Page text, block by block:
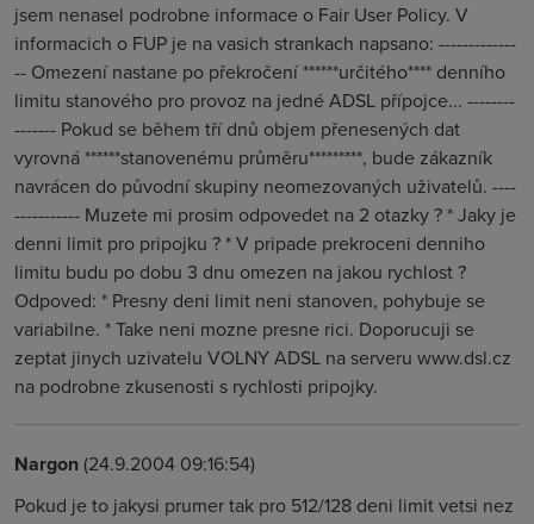
jsem nenasel podrobne informace o Fair User Policy. V
informacich o FUP je na vasich strankach napsano: -------------
-- Omezení nastane po překročení ******určitého**** denního
limitu stanového pro provoz na jedné ADSL přípojce... --------
------- Pokud se během tří dnů objem přenesených dat
vyrovná ******stanovenému průměru*********, bude zákazník
navrácen do původní skupiny neomezovaných uživatelů. ----
----------- Muzete mi prosim odpovedet na 2 otazky ? * Jaky je
denni limit pro pripojku ? * V pripade prekroceni denniho
limitu budu po dobu 3 dnu omezen na jakou rychlost ?
Odpoved: * Presny deni limit neni stanoven, pohybuje se
variabilne. * Take neni mozne presne rici. Doporucuji se
zeptat jinych uzivatelu VOLNY ADSL na serveru www.dsl.cz
na podrobne zkusenosti s rychlosti pripojky.
Nargon(24.9.2004 09:16:54)
Pokud je to jakysi prumer tak pro 512/128 deni limit vetsi nez